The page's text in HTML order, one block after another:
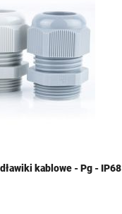
kablowe - Pg - IP68